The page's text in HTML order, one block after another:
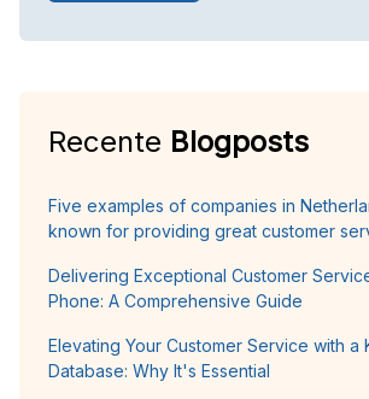
Recente Blogposts
Five examples of companies in
known for providing great customer
Delivering Exceptional Customer
Phone: A Comprehensive Guide
Elevating Your Customer Service with a
Database: Why It's Essential